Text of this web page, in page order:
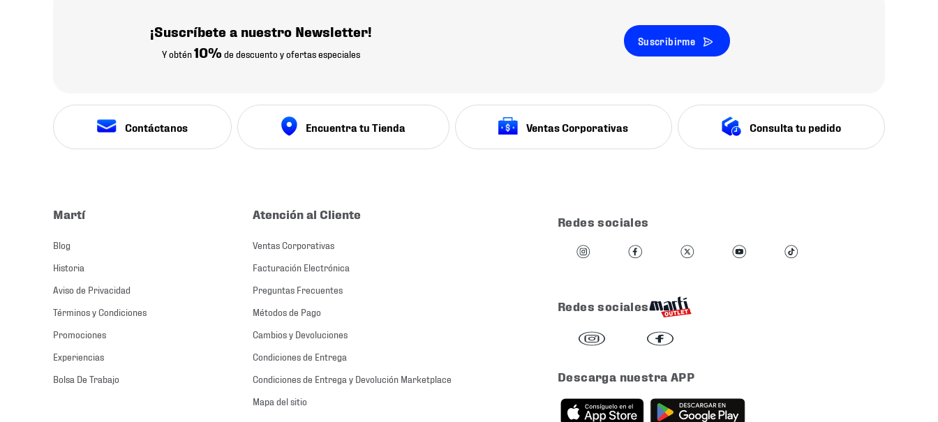
¡Suscríbete a nuestro Newsletter!
Y obtén10% de descuento y ofertas especiales
Suscribirme
Contáctanos Encuentra tu Tienda Ventas Corporativas Consulta tu pedido
Martí
Blog
Historia
Aviso de Privacidad
Términos y Condiciones
Promociones
Experiencias
Bolsa De Trabajo
Atención al Cliente
Ventas Corporativas
Facturación Electrónica
Preguntas Frecuentes
Métodos de Pago
Cambios y Devoluciones
Condiciones de Entrega
Condiciones de Entrega y Devolución Marketplace
Mapa del sitio
Redes sociales
Redes sociales
Descarga nuestra APP